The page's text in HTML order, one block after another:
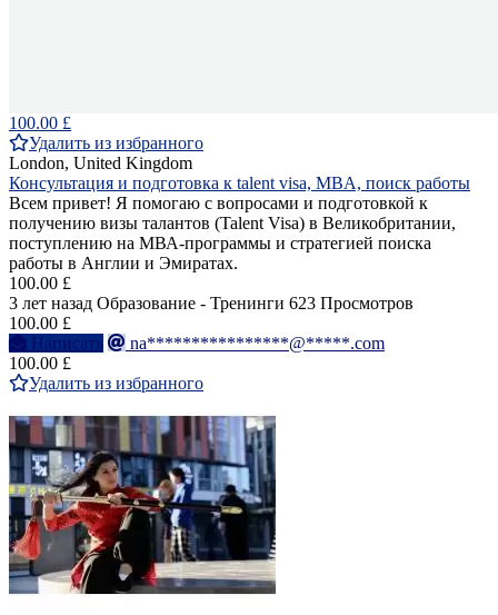
100.00 £
Удалить из избранного
London, United Kingdom
Консультация и подготовка к talent visa, MBA, поиск работы
Всем привет! Я помогаю с вопросами и подготовкой к
получению визы талантов (Talent Visa) в Великобритании,
поступлению на МВА-программы и стратегией поиска
работы в Англии и Эмиратах.
100.00 £
3 лет назад Образование - Тренинги 623 Просмотров
100.00 £
Написать
na****************@*****.com
100.00 £
Удалить из избранного